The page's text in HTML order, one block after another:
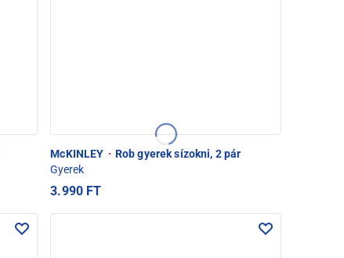
McKINLEY · Rob gyerek sízokni, 2 pár
Gyerek
3.990 FT